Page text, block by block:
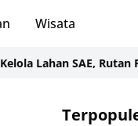
Wisata
SAE, Rutan Rantau